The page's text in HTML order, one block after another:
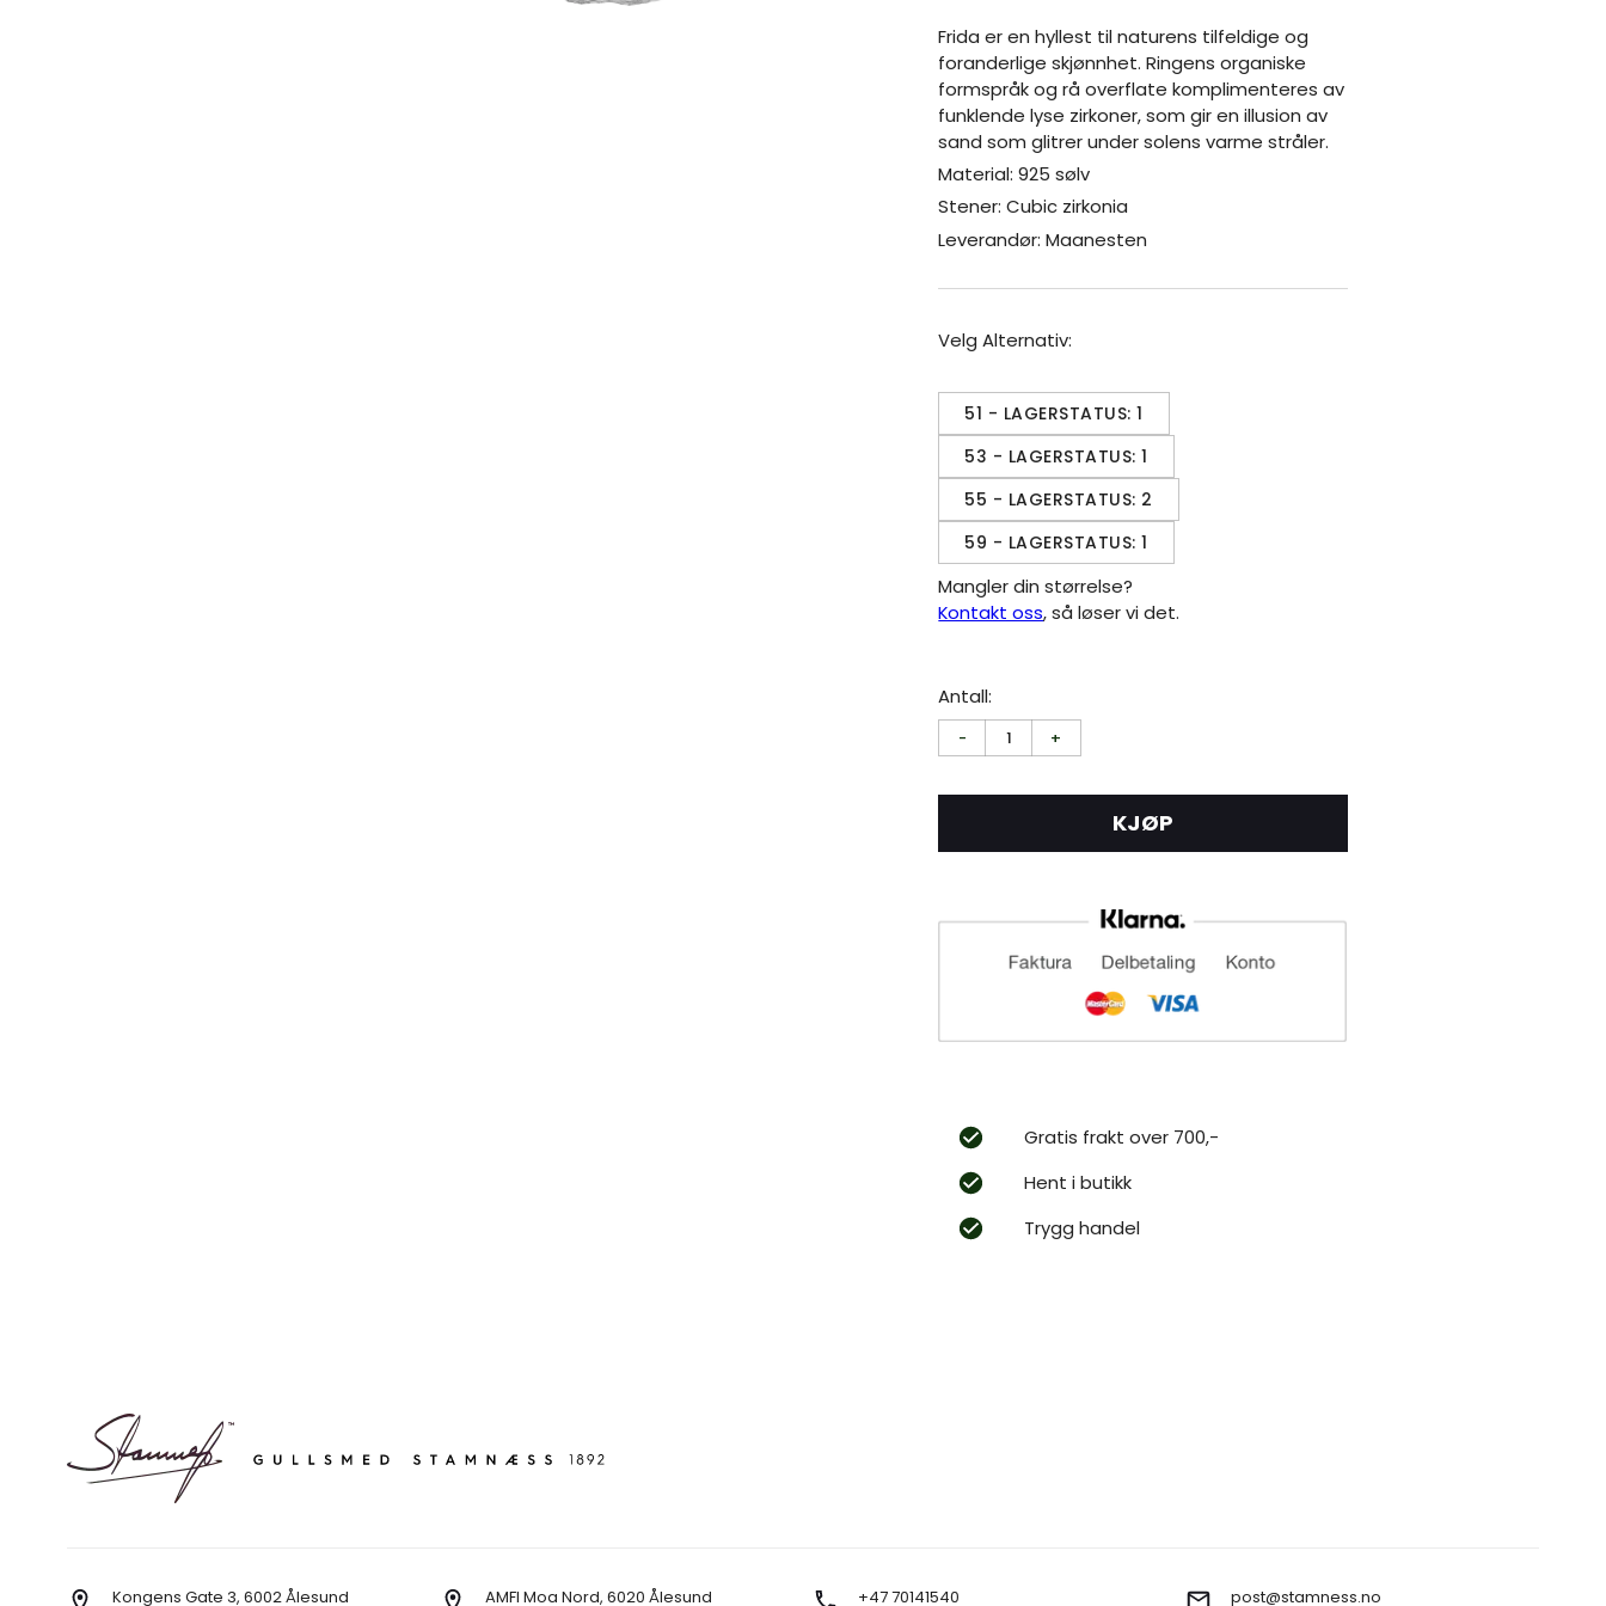
Frida er en hyllest til naturens tilfeldige og
foranderlige skjønnhet. Ringens organiske
formspråk og rå overflate komplimenteres av
funklende lyse zirkoner, som gir en illusion av
sand som glitrer under solens varme stråler.
Material: 925 sølv
Stener: Cubic zirkonia
Leverandør: Maanesten
Velg Alternativ:
51 - LAGERSTATUS: 1
53 - LAGERSTATUS: 1
55 - LAGERSTATUS: 2
59 - LAGERSTATUS: 1
Mangler din størrelse?
Kontakt oss, så løser vi det.
Antall:
- 1 +
KJØP
Gratis frakt over 700,-
Hent i butikk
Trygg handel
Kongens Gate 3, 6002 Ålesund AMFI Moa Nord, 6020 Ålesund +47 70141540 post@stamness.no